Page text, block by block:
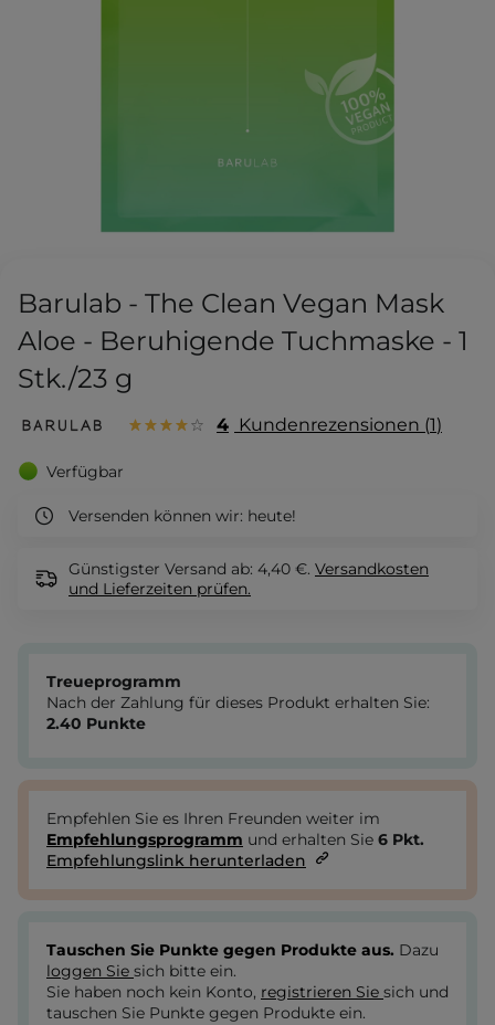
Barulab - The Clean Vegan Mask
Aloe - Beruhigende Tuchmaske - 1
Stk./23 g
4 Kundenrezensionen 1
Verfügbar
Versenden können wir: heute!
Günstigster Versand ab: 4,40 €. Versandkosten
und Lieferzeiten prüfen.
Treueprogramm
Nach der Zahlung für dieses Produkt erhalten Sie:
2.40 Punkte
Empfehlen Sie es Ihren Freunden weiter im
Empfehlungsprogramm und erhalten Sie 6 Pkt.
Empfehlungslink herunterladen
Tauschen Sie Punkte gegen Produkte aus. Dazu
loggen Sie sich bitte ein.
Sie haben noch kein Konto, registrieren Sie sich und
tauschen Sie Punkte gegen Produkte ein.